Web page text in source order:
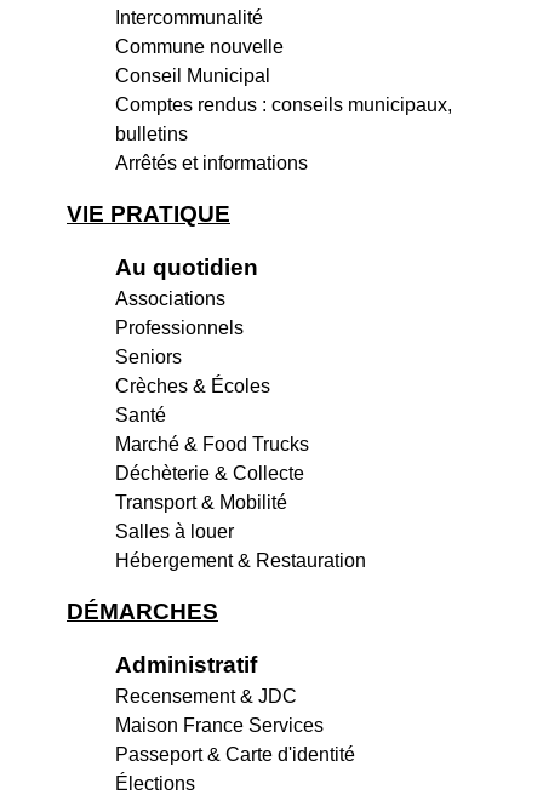
Intercommunalité
Commune nouvelle
Conseil Municipal
Comptes rendus : conseils municipaux,
bulletins
Arrêtés et informations
VIE PRATIQUE
Au quotidien
Associations
Professionnels
Seniors
Crèches & Écoles
Santé
Marché & Food Trucks
Déchèterie & Collecte
Transport & Mobilité
Salles à louer
Hébergement & Restauration
DÉMARCHES
Administratif
Recensement & JDC
Maison France Services
Passeport & Carte d'identité
Élections